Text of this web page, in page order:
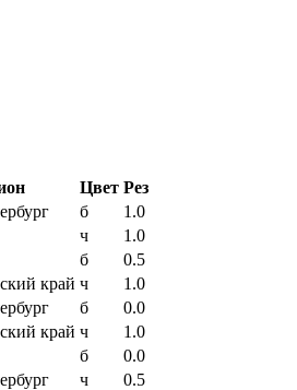
Цвет Рез
б
1.0
ч
1.0
б
0.5
край ч
1.0
б
0.0
край ч
1.0
б
0.0
ч
0.5